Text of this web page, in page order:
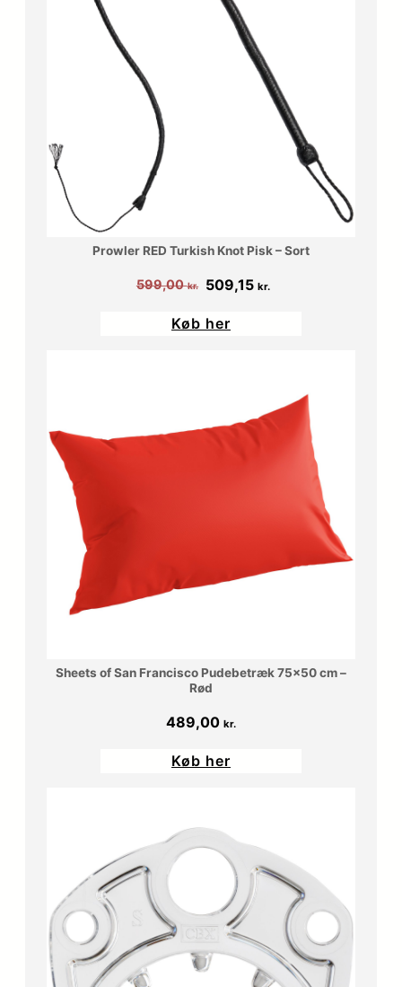
Prowler RED Turkish Knot Pisk – Sort
599,00kr.
Den
pris
509,15 kr.
Køb her
Sheets of San Francisco Pudebetræk 75×50 cm –
Rød
489,00 kr.
Køb her